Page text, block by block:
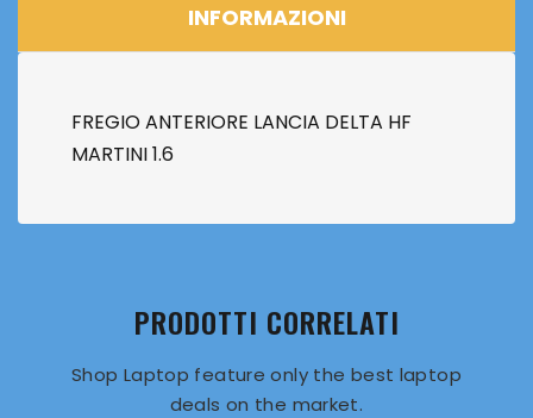
INFORMAZIONI
FREGIO ANTERIORE LANCIA DELTA HF
MARTINI 1.6
PRODOTTI CORRELATI
Shop Laptop feature only the best laptop
deals on the market.